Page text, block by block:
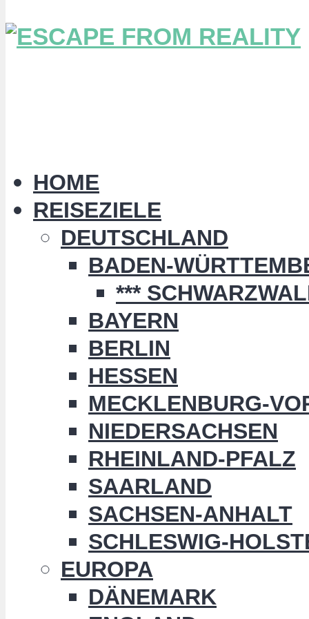
HOME
REISEZIELE
DEUTSCHLAND
BADEN-
***
BAYERN
BERLIN
HESSEN
MECKLENBURG-
NIEDERSACHSEN
RHEINLAND-PFALZ
SAARLAND
SACHSEN-ANHALT
SCHLESWIG-
EUROPA
DÄNEMARK